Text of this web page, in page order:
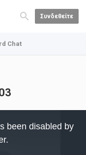
Συνδεθείτε
Chat
been disabled by